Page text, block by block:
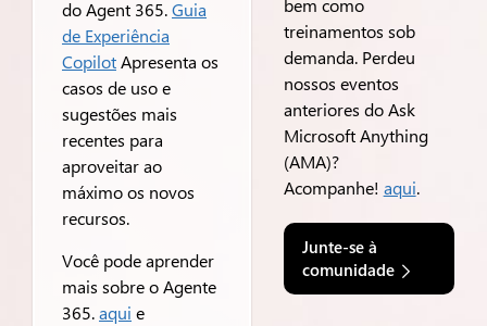
do Agent 365.Guia
de Experiência
CopilotApresenta os
casos de uso e
sugestões mais
recentes para
aproveitar ao
máximo os novos
recursos.
Você pode aprender
mais sobre o Agente
365.aqui e
bem como
treinamentos sob
demanda. Perdeu
nossos eventos
anteriores do Ask
Microsoft Anything
(AMA)?
Acompanhe! aqui.
Junte-se à
comunidade